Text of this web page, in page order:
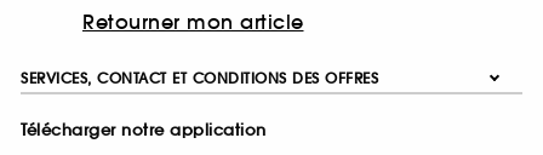
Retourner mon article
SERVICES, CONTACT ET CONDITIONS DES OFFRES
Télécharger notre application